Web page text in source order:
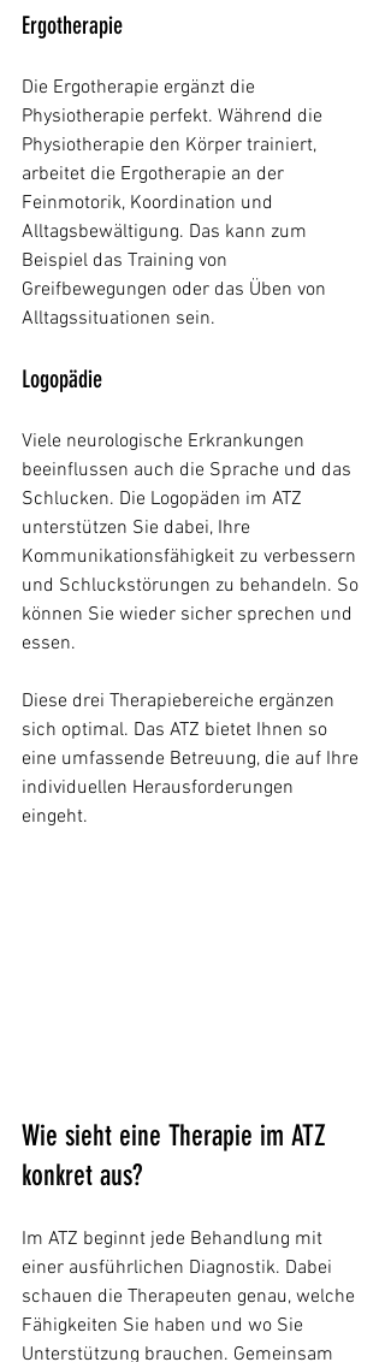
Ergotherapie
Die Ergotherapie ergänzt die
Physiotherapie perfekt. Während die
Physiotherapie den Körper trainiert,
arbeitet die Ergotherapie an der
Feinmotorik, Koordination und
Alltagsbewältigung. Das kann zum
Beispiel das Training von
Greifbewegungen oder das Üben von
Alltagssituationen sein.
Logopädie
Viele neurologische Erkrankungen
beeinflussen auch die Sprache und das
Schlucken. Die Logopäden im ATZ
unterstützen Sie dabei, Ihre
Kommunikationsfähigkeit zu verbessern
und Schluckstörungen zu behandeln. So
können Sie wieder sicher sprechen und
essen.
Diese drei Therapiebereiche ergänzen
sich optimal. Das ATZ bietet Ihnen so
eine umfassende Betreuung, die auf Ihre
individuellen Herausforderungen
eingeht.
Wie sieht eine Therapie im ATZ
konkret aus?
Im ATZ beginnt jede Behandlung mit
einer ausführlichen Diagnostik. Dabei
schauen die Therapeuten genau, welche
Fähigkeiten Sie haben und wo Sie
Unterstützung brauchen. Gemeinsam